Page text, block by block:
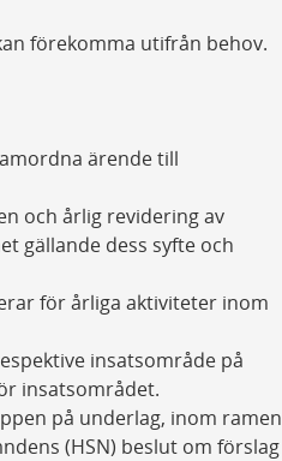
förekomma utifrån behov.
ärende till
och årlig revidering av
gällande dess syfte och
för årliga aktiviteter inom
insatsområde på
insatsområdet.
på underlag, inom ramen
(HSN) beslut om förslag